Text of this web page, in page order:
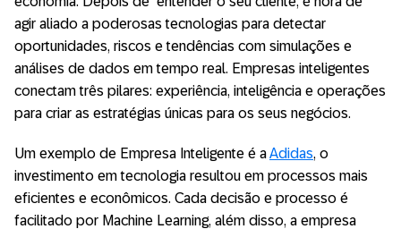
agir aliado a poderosas tecnologias para detectar
oportunidades, riscos e tendências com simulações e
análises de dados em tempo real. Empresas inteligentes
conectam três pilares: experiência, inteligência e operações
para criar as estratégias únicas para os seus negócios.
Um exemplo de Empresa Inteligente é aAdidas, o
investimento em tecnologia resultou em processos mais
eficientes e econômicos. Cada decisão e processo é
facilitado por Machine Learning, além disso, a empresa